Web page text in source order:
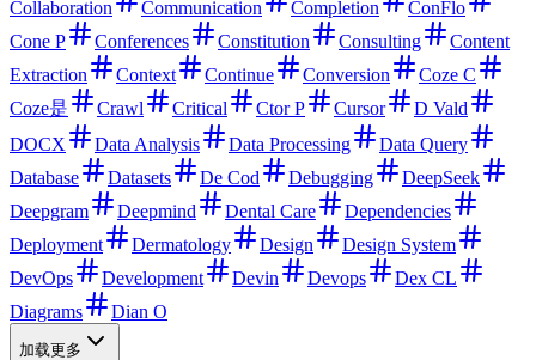
Collaboration
Communication Completion
ConFlo
Cone P
Conferences Constitution Consulting
Content
Extraction
Context Continue Conversion
Coze C
Coze是
Crawl Critical Ctor P Cursor
D Vald
DOCX
Data Analysis Data Processing
Data Query
Database
Datasets De Cod Debugging
DeepSeek
Deepgram
Deepmind Dental Care
Dependencies
Deployment
Dermatology Design
Design System
DevOps
Development Devin Devops
Dex CL
Diagrams
Dian O
加载更多